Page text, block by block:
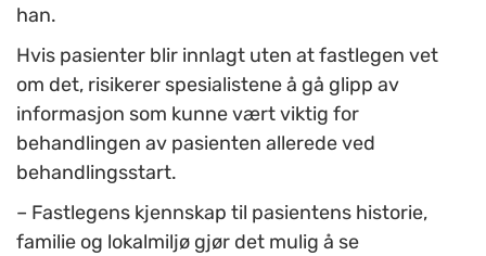
han.
Hvis pasienter blir innlagt uten at fastlegen vet
om det, risikerer spesialistene å gå glipp av
informasjon som kunne vært viktig for
behandlingen av pasienten allerede ved
behandlingsstart.
– Fastlegens kjennskap til pasientens historie,
familie og lokalmiljø gjør det mulig å se